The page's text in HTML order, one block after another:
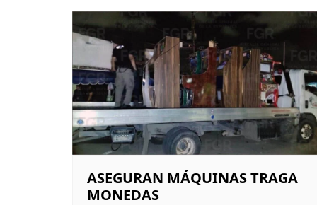
ASEGURAN MÁQUINAS TRAGA
MONEDAS